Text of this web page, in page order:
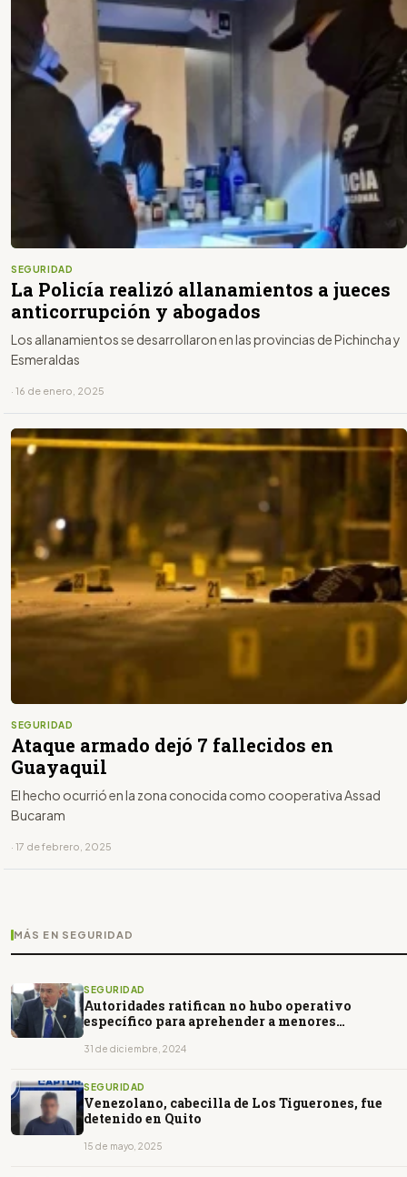
SEGURIDAD
La Policía realizó allanamientos a jueces
anticorrupción y abogados
Los allanamientos se desarrollaron en las provincias de Pichincha y
Esmeraldas
· 16 de enero, 2025
SEGURIDAD
Ataque armado dejó 7 fallecidos en
Guayaquil
El hecho ocurrió en la zona conocida como cooperativa Assad
Bucaram
· 17 de febrero, 2025
MÁS EN SEGURIDAD
SEGURIDAD
Autoridades ratifican no hubo operativo
específico para aprehender a menores
31 de diciembre, 2024
SEGURIDAD
Venezolano, cabecilla de Los Tiguerones, fue
detenido en Quito
15 de mayo, 2025